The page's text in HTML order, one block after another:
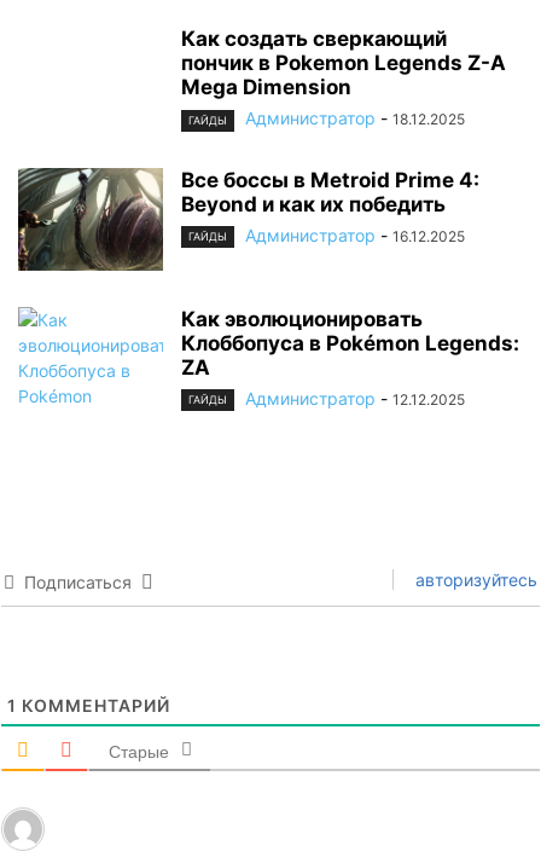
Как создать сверкающий
пончик в Pokemon Legends Z-A
Mega Dimension
ГАЙДЫ Администратор - 18.12.2025
Все боссы в Metroid Prime 4:
Beyond и как их победить
ГАЙДЫ Администратор - 16.12.2025
Как эволюционировать
Клоббопуса в Pokémon Legends:
ZA
ГАЙДЫ Администратор - 12.12.2025
Подписаться авторизуйтесь
1 КОММЕНТАРИЙ
Старые